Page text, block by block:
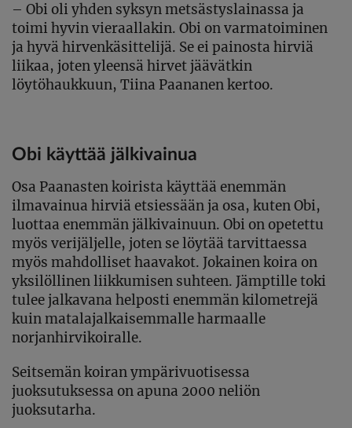
– Obi oli yhden syksyn metsästyslainassa ja
toimi hyvin vieraallakin. Obi on varmatoiminen
ja hyvä hirvenkäsittelijä. Se ei painosta hirviä
liikaa, joten yleensä hirvet jäävätkin
löytöhaukkuun, Tiina Paananen kertoo.
Obi käyttää jälkivainua
Osa Paanasten koirista käyttää enemmän
ilmavainua hirviä etsiessään ja osa, kuten Obi,
luottaa enemmän jälkivainuun. Obi on opetettu
myös verijäljelle, joten se löytää tarvittaessa
myös mahdolliset haavakot. Jokainen koira on
yksilöllinen liikkumisen suhteen. Jämptille toki
tulee jalkavana helposti enemmän kilometrejä
kuin matalajalkaisemmalle harmaalle
norjanhirvikoiralle.
Seitsemän koiran ympärivuotisessa
juoksutuksessa on apuna 2000 neliön
juoksutarha.